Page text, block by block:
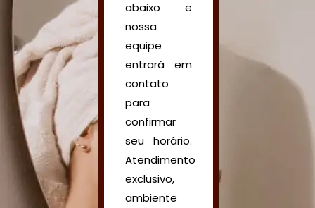
abaixo e
nossa
equipe
entrará em
contato
para
confirmar
seu horário.
Atendimento
exclusivo,
ambiente